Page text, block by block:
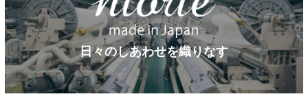
日々のしあわせを織りなす